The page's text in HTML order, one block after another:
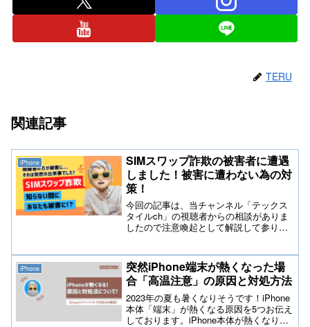
TERU
関連記事
iPhone
SIMスワップ詐欺の被害者に遭遇
しました！被害に遭わない為の対
策！
今回の記事は、当チャンネル「テックス
タイルch」の視聴者からの相談がありま
したので注意喚起として解説して参りた
は、不正行為者が被害者の携帯電話番号
に関連...
iPhone
突然iPhone端末が熱くなった場
合「高温注意」の原因と対処方法
2023年の夏も暑くなりそうです！iPhone
本体「端末」が熱くなる原因を5つお伝え
しております。iPhone本体が熱くなり過